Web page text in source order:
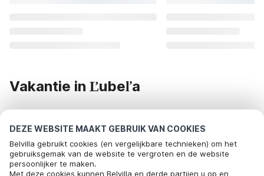
DEZE WEBSITE MAAKT GEBRUIK VAN COOKIES
Belvilla gebruikt cookies (en vergelijkbare technieken) om het
gebruiksgemak van de website te vergroten en de website
persoonlijker te maken.
Met deze cookies kunnen Belvilla en derde partijen u op en
Vakantie in Ľubeľa
Belvilla bij het juiste adres! Wij bezorgen je een onvergetelijke
vakantie in Ľubeľa. Bekijk het onderstaande aanbod van
vakantiehuizen in Ľubeľa of huur een vakantiehuis op één